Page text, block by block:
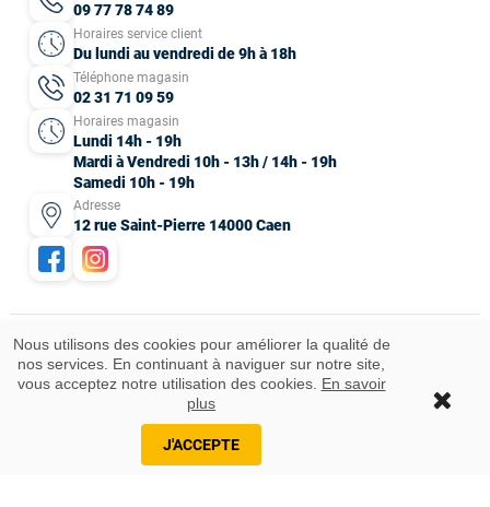
09 77 78 74 89
Horaires service client
Du lundi au vendredi de 9h à 18h
Téléphone magasin
02 31 71 09 59
Horaires magasin
Lundi 14h - 19h
Mardi à Vendredi 10h - 13h / 14h - 19h
Samedi 10h - 19h
Adresse
12 rue Saint-Pierre 14000 Caen
Nous utilisons des cookies pour améliorer la qualité de
nos services. En continuant à naviguer sur notre site,
vous acceptez notre utilisation des cookies. En savoir
plus
J'ACCEPTE
Mentions légales CGV Données personnelles